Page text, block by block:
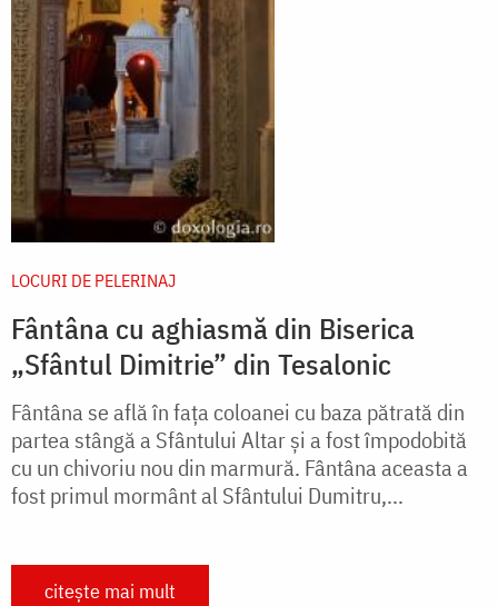
LOCURI DE PELERINAJ
Fântâna cu aghiasmă din Biserica
„Sfântul Dimitrie” din Tesalonic
Fântâna se află în faţa coloanei cu baza pătrată din
partea stângă a Sfântului Altar şi a fost împodobită
cu un chivoriu nou din marmură. Fântâna aceasta a
fost primul mormânt al Sfântului Dumitru,...
citește mai mult